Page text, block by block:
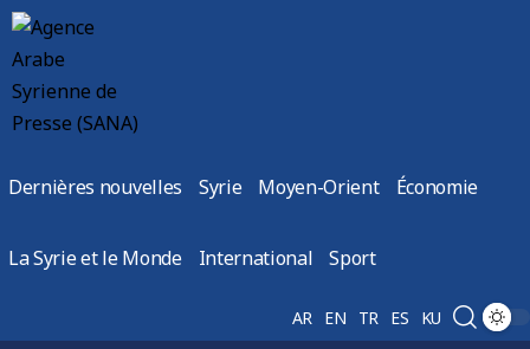
Dernières nouvelles Syrie Moyen-Orient Économie
La Syrie et le Monde International Sport
AR EN TR ES KU